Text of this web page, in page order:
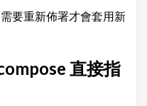
要重新佈署才會套用新
直接指